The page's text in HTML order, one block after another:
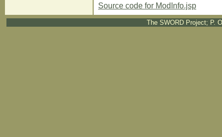
Source code for ModInfo.jsp
The SWORD Project; P.